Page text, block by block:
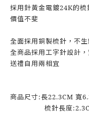
採用針黃金電鍍24K的
價值不斐
全面採用銅製梳針，不
全商品採用工字針設計
送禮自用兩相宜
商品尺寸:長22.3CM 寬
梳針長度